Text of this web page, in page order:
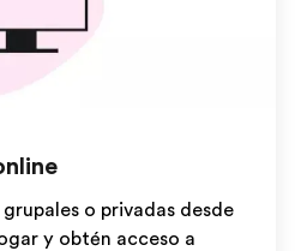
o privadas desde
y obtén acceso a